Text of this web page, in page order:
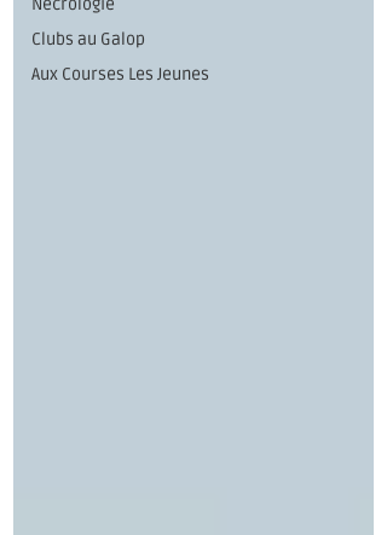
Nécrologie
Clubs au Galop
Aux Courses Les Jeunes